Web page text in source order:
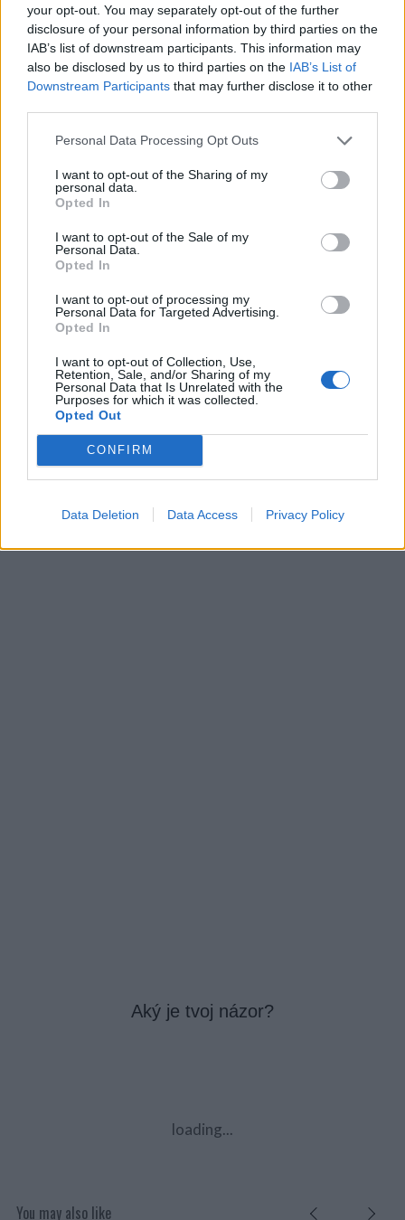
your opt-out. You may separately opt-out of the further
disclosure of your personal information by third parties on the
IAB’s list of downstream participants. This information may
also be disclosed by us to third parties on the IAB’s List of
Downstream Participants that may further disclose it to other
Personal Data Processing Opt Outs
I want to opt-out of the Sharing of my
personal data.
Opted In
I want to opt-out of the Sale of my
Personal Data.
Opted In
I want to opt-out of processing my
Personal Data for Targeted Advertising.
Opted In
I want to opt-out of Collection, Use,
Retention, Sale, and/or Sharing of my
Personal Data that Is Unrelated with the
Purposes for which it was collected.
Opted Out
CONFIRM
Data Deletion Data Access Privacy Policy
– Pozri Jožo, je pravda, že zarobíš 300€ mesačne, to je
ale 3600€ ročne, lenže… Rok má 365 dní. Z toho je 52
sobôt a 52 nedieľ. To je už len 261 dní. Ďalej máš 28
dní dovolenky a 5 dní si bol chorý.
To je už len 228 dní. Deň má síce 24 hodín, ale ty
pracuješ len 8, čo je tretina dňa, čo znamená 76 dní.
Nehovoriac o tom, že v roku máme 13 sviatkov, čo sú
dni pracovného pokoja. Robíš teda len 63 dní.
To je len o dva dni viac než 2 mesiace do roka. No a čo
chceš viac za robotu dvoch mesiacov? Veď zarábaš
vyrušovať.
Prečítajte si aj
Dôverujte si, rozprávajte sa a užívajte si: 6 tipov, ako mať z intímneho
zblíženia intenzívnejší pôžitok
Máte vysokú spotrebu vody a málo úspor na blížiace sa ročné
vyúčtovanie?
Aký je tvoj názor?
loading...
You may also like
r
c
h
f
o
: